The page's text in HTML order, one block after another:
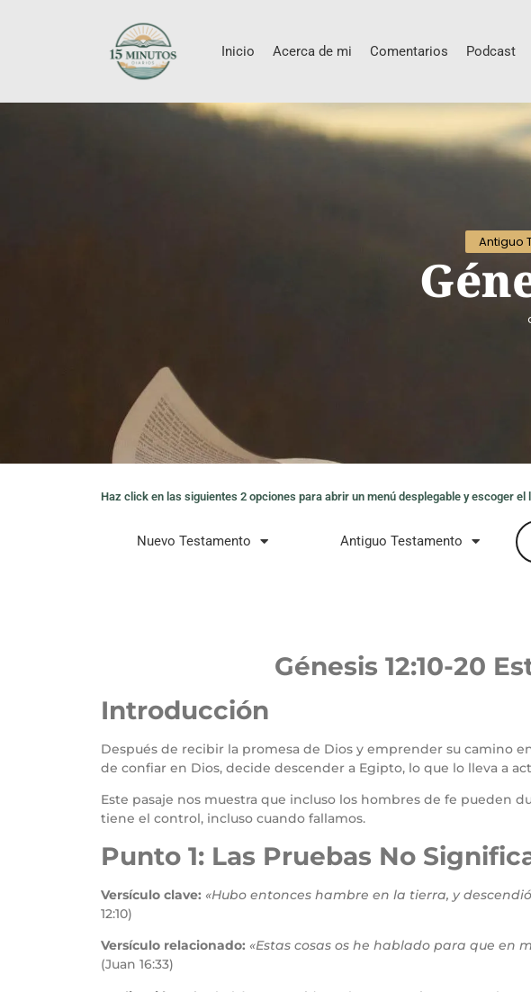
Inicio Acerca de mi Comentarios Podcast
Antiguo
Haz click en las siguientes 2 opciones para abrir un menú desplegable y escoger
Nuevo Testamento Antiguo Testamento
Génesis 12:10-20
Introducción
Después de recibir la promesa de Dios y emprender su camino
de confiar en Dios, decide descender a Egipto, lo que lo lleva a
Este pasaje nos muestra que incluso los hombres de fe pueden
tiene el control, incluso cuando fallamos.
Punto 1: Las Pruebas No
Versículo clave: «Hubo entonces hambre en la tierra, y
12:10)
Versículo relacionado: «Estas cosas os he hablado para que en
(Juan 16:33)